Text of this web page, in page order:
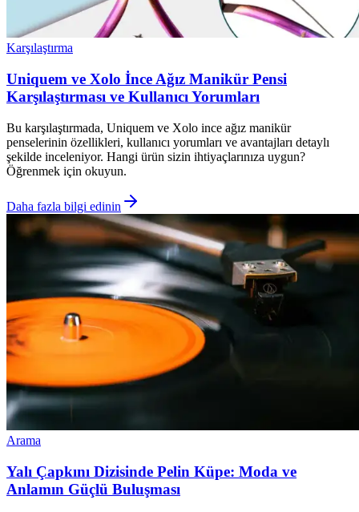
Karşılaştırma
Uniquem ve Xolo İnce Ağız Manikür Pensi
Karşılaştırması ve Kullanıcı Yorumları
Bu karşılaştırmada, Uniquem ve Xolo ince ağız manikür
penselerinin özellikleri, kullanıcı yorumları ve avantajları detaylı
şekilde inceleniyor. Hangi ürün sizin ihtiyaçlarınıza uygun?
Öğrenmek için okuyun.
Daha fazla bilgi edinin
Arama
Yalı Çapkını Dizisinde Pelin Küpe: Moda ve
Anlamın Güçlü Buluşması